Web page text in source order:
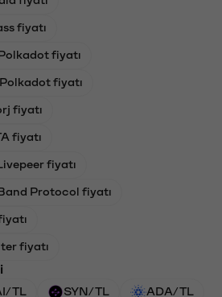
fiyatı
fiyatı
fiyatı
fiyatı
fiyatı
fiyatı
Protocol fiyatı
fiyatı
TL SYN/TL ADA/TL